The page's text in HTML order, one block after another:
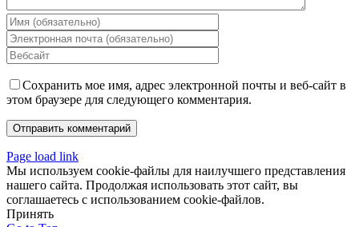
Сохранить мое имя, адрес электронной почты и веб-сайт в
этом браузере для следующего комментария.
Page load link
Мы используем cookie-файлы для наилучшего представления
нашего сайта. Продолжая использовать этот сайт, вы
соглашаетесь с использованием cookie-файлов.
Принять